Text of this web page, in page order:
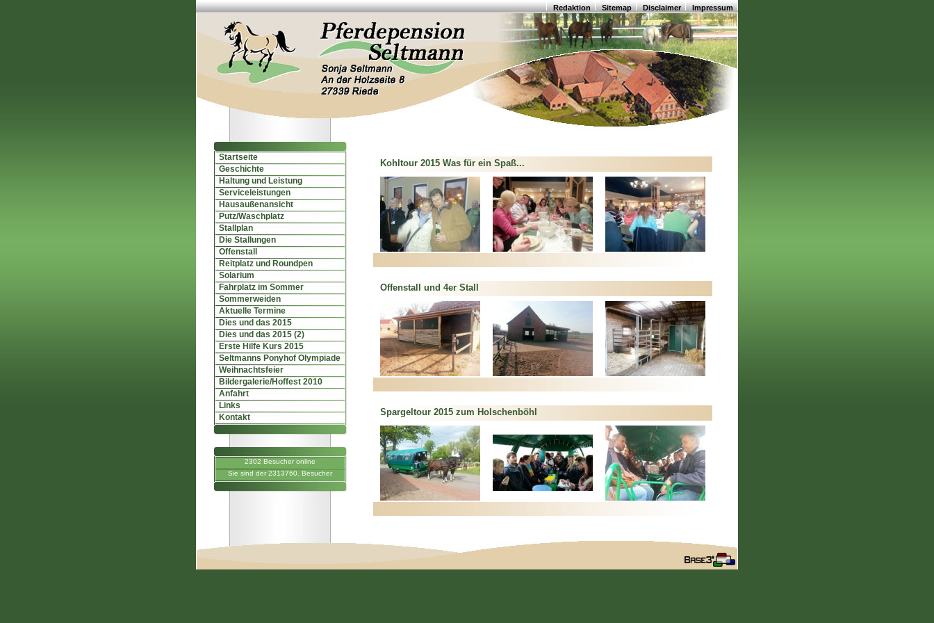
Redaktion Sitemap Disclaimer Impressum
Startseite
Geschichte
Haltung und Leistung
Serviceleistungen
Hausaußenansicht
Putz/Waschplatz
Stallplan
Die Stallungen
Offenstall
Reitplatz und Roundpen
Solarium
Fahrplatz im Sommer
Sommerweiden
Aktuelle Termine
Dies und das 2015
Dies und das 2015 (2)
Erste Hilfe Kurs 2015
Seltmanns Ponyhof Olympiade
Weihnachtsfeier
Bildergalerie/Hoffest 2010
Anfahrt
Links
Kontakt
2302 Besucher online
Sie sind der 2313760. Besucher
Kohltour 2015 Was für ein Spaß...
Offenstall und 4er Stall
Spargeltour 2015 zum Holschenböhl